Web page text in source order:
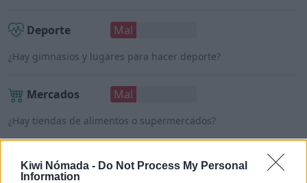
Kiwi Nómada - Do Not Process My Personal
Information
Deporte Mal
¿Hay gimnasios y lugares para hacer deporte?
Mercados Mal
¿Hay tiendas de alimentos o supermercados?